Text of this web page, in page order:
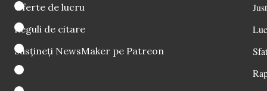
Oferte de lucru
Reguli de citare
Susțineți NewsMaker pe Patreon